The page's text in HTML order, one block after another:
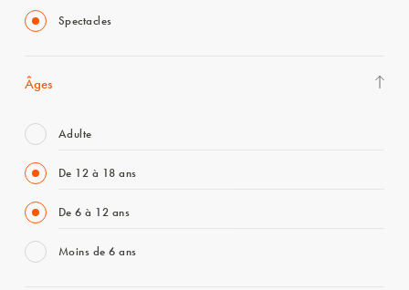
Spectacles
Âges
Adulte
De 12 à 18 ans
De 6 à 12 ans
Moins de 6 ans